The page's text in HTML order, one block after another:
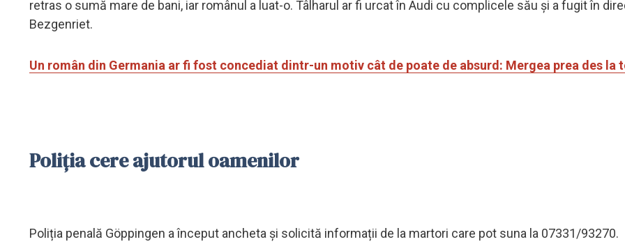
retras o sumă mare de bani, iar românul a luat-o. Tâlharul ar fi urcat în Audi cu complicele său și a fugit în
Bezgenriet.
Un român din Germania ar fi fost concediat dintr-un motiv cât de poate de absurd: Mergea prea des la
Poliția cere ajutorul oamenilor
Poliția penală Göppingen a început ancheta și solicită informații de la martori care pot suna la 07331/93270.